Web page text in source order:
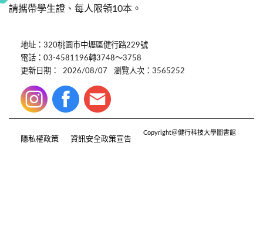
請攜帶學生證、每人限領10本。
地址：320桃園市中壢區健行路229號
電話：03-4581196轉3748～3758
更新日期：
2026/08/07 瀏覽人次：3565252
隱私權政策 資訊安全政策宣告
Copyright＠健行科技大學圖書館